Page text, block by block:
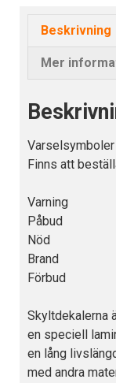
Beskrivning
Mer
Varselsymboler
Finns att
Varning
Påbud
Nöd
Brand
Förbud
Skyltdekalerna
en speciell
en lång
med andra